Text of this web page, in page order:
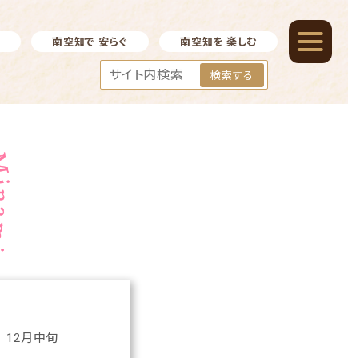
南空知で 安らぐ 南空知を 楽しむ
検索する
12月中旬